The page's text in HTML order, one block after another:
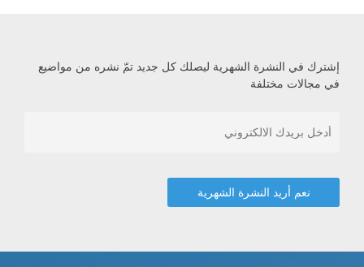
إشترك في النشرة الشهرية ليصلك كل جديد تمّ نشره من مواضيع
في مجالات مختلفة